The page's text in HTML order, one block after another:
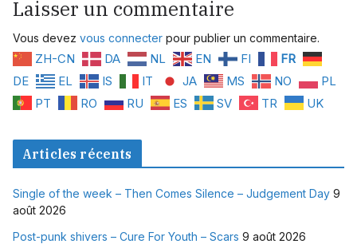
Laisser un commentaire
Vous devez vous connecter pour publier un commentaire.
ZH-CN DA NL EN FI
FR
DE
EL IS IT JA MS NO
PL
PT
RO RU ES SV TR UK
Articles récents
Single of the week – Then Comes Silence – Judgement Day 9
août 2026
Post-punk shivers – Cure For Youth – Scars 9 août 2026